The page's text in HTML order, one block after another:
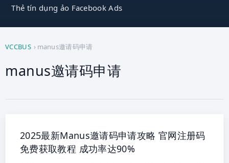
Thẻ tín dụng ảo Facebook Ads
VCCBUS › manus邀请码申请
manus邀请码申请
2025最新Manus邀请码申请攻略 官网注册码
免费获取教程 成功率达90%